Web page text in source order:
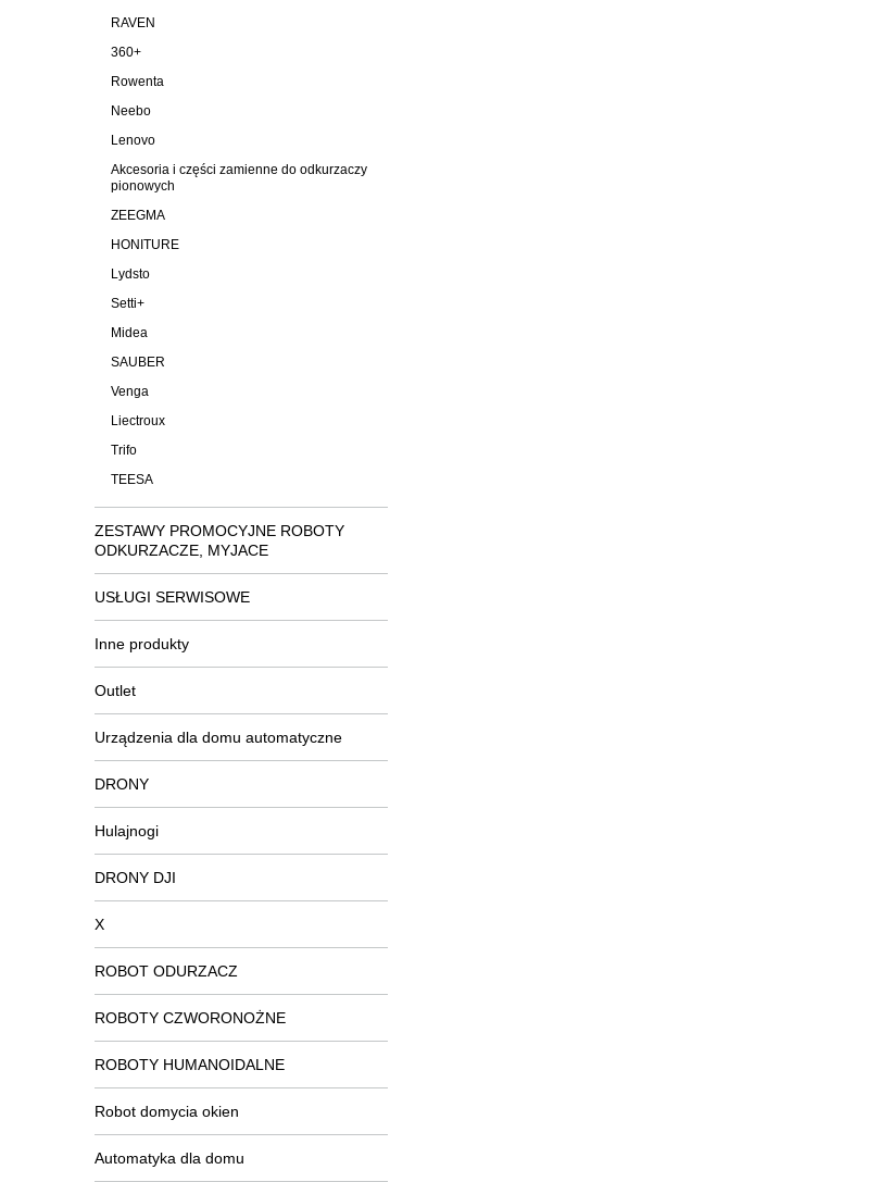
RAVEN
360+
Rowenta
Neebo
Lenovo
Akcesoria i części zamienne do odkurzaczy
pionowych
ZEEGMA
HONITURE
Lydsto
Setti+
Midea
SAUBER
Venga
Liectroux
Trifo
TEESA
ZESTAWY PROMOCYJNE ROBOTY
ODKURZACZE, MYJACE
USŁUGI SERWISOWE
Inne produkty
Outlet
Urządzenia dla domu automatyczne
DRONY
Hulajnogi
DRONY DJI
X
ROBOT ODURZACZ
ROBOTY CZWORONOŻNE
ROBOTY HUMANOIDALNE
Robot domycia okien
Automatyka dla domu